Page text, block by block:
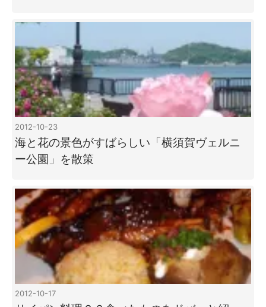
2012-10-23
海と花の景色がすばらしい「横須賀ヴェルニ
ー公園」を散策
2012-10-17